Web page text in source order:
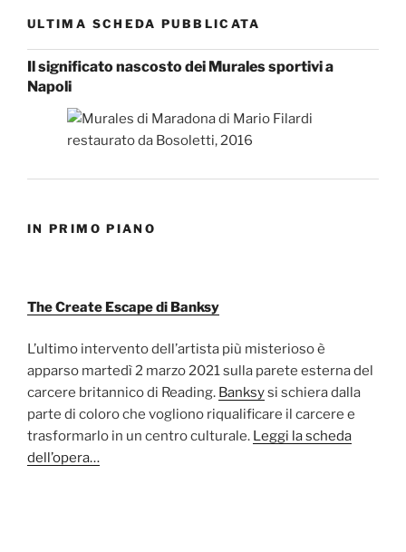
ULTIMA SCHEDA PUBBLICATA
Il significato nascosto dei Murales sportivi a
Napoli
IN PRIMO PIANO
The Create Escape di Banksy
L’ultimo intervento dell’artista più misterioso è
apparso martedì 2 marzo 2021 sulla parete esterna del
carcere britannico di Reading. Banksysi schiera dalla
parte di coloro che vogliono riqualificare il carcere e
trasformarlo in un centro culturale. Leggi la scheda
dell’opera…